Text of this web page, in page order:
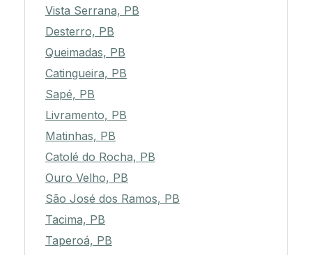
Vista Serrana, PB
Desterro, PB
Queimadas, PB
Catingueira, PB
Sapé, PB
Livramento, PB
Matinhas, PB
Catolé do Rocha, PB
Ouro Velho, PB
São José dos Ramos, PB
Tacima, PB
Taperoá, PB